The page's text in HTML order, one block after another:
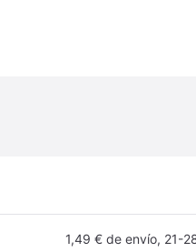
1,49 € de envío, 21-